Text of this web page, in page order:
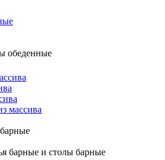
обеденные
массива
барные и столы барные